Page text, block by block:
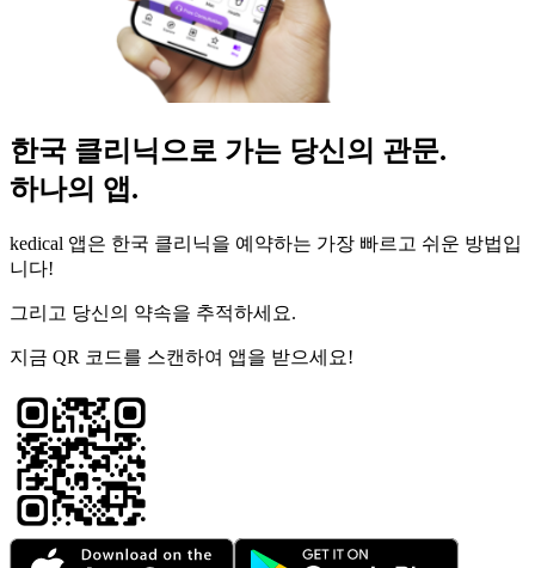
한국 클리닉으로 가는 당신의 관문.
하나의 앱.
kedical 앱은 한국 클리닉을 예약하는 가장 빠르고 쉬운 방법입
니다!
그리고 당신의 약속을 추적하세요.
지금 QR 코드를 스캔하여 앱을 받으세요!